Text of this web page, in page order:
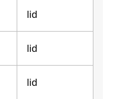
lid
lid
lid